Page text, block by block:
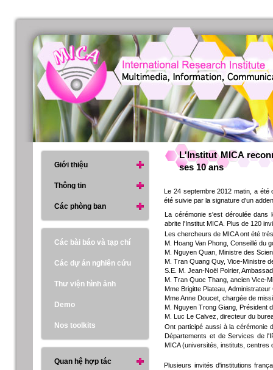
L'Institut MICA
ses 10 ans
Le 24 septembre 2012 matin, a été
été suivie par la signature d'un
La cérémonie s'est déroulée dans
abrite l'Institut MICA. Plus de 120
Les chercheurs de MICA ont été
M. Hoang Van Phong, Conseillé du
M. Nguyen Quan, Ministre des
M. Tran Quang Quy, Vice-Ministre
S.E. M. Jean-Noël Poirier,
M. Tran Quoc Thang, ancien Vice-
Mme Brigitte Plateau,
Mme Anne Doucet, chargée de
M. Nguyen Trong Giang, Président
M. Luc Le Calvez, directeur du
Ont participé aussi à la cérémonie
Départements et de Services de
MICA (universités, instituts, centres
Plusieurs invités d'institutions
Giới thiệu
Thông tin
Các phòng ban
Các bài báo và tạp chí
Các dự án nghiên cứu
Thư viện hình ảnh
Demo
Nos toolkits
Quan hệ hợp tác